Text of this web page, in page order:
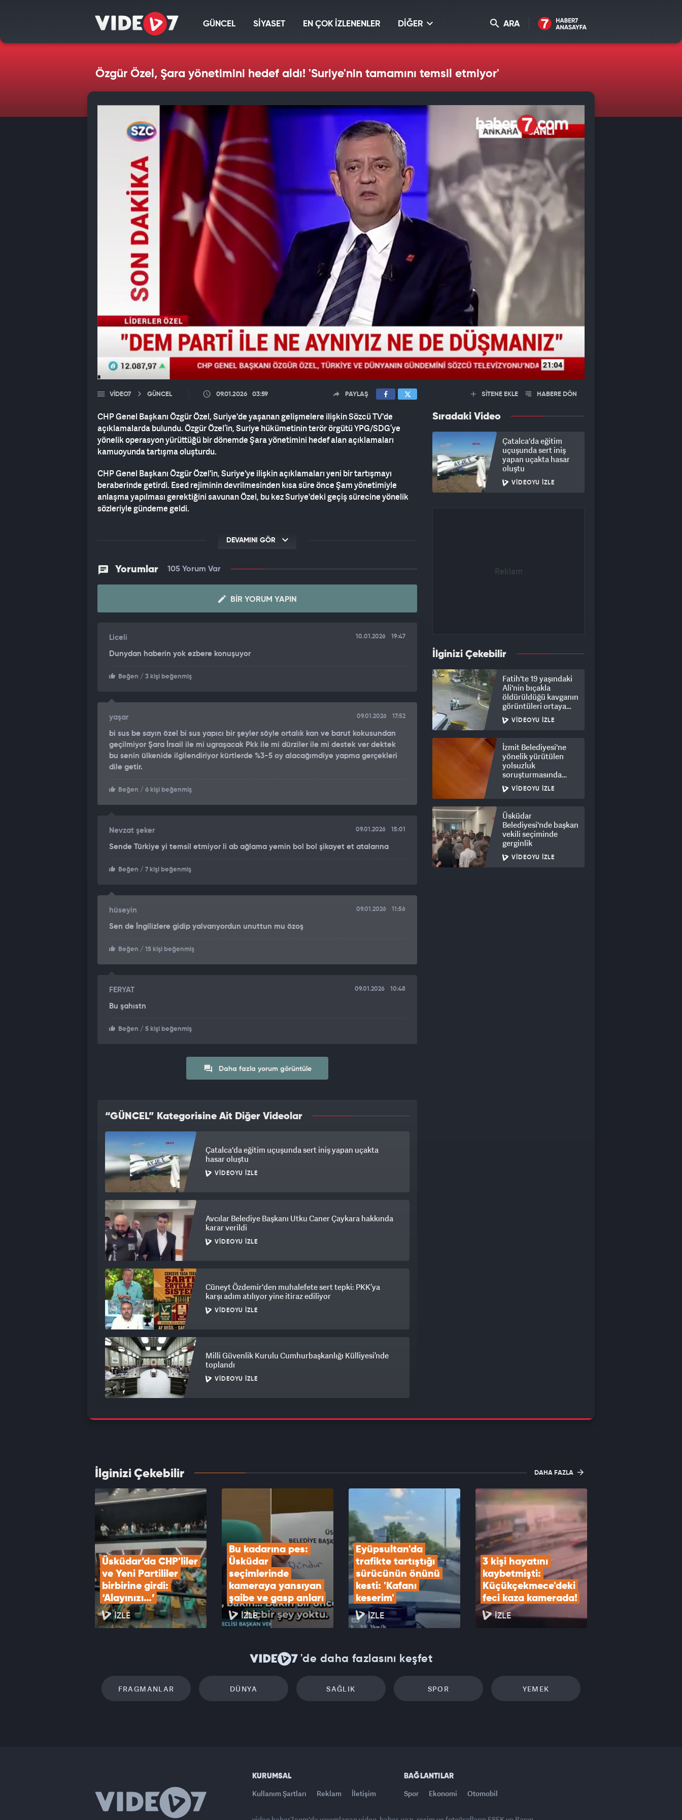
GÜNCEL SİYASET EN ÇOK İZLENENLER DİĞER ARA
Özgür Özel, Şara yönetimini hedef aldı! 'Suriye'nin tamamını temsil etmiyor'
VIDEO7 GÜNCEL 09.01.2026 03:59 PAYLAŞ
CHP Genel Başkanı Özgür Özel, Suriye'de yaşanan gelişmelere ilişkin Sözcü TV'de
açıklamalarda bulundu. Özgür Özel’in, Suriye hükümetinin terör örgütü YPG/SDG’ye
yönelik operasyon yürüttüğü bir dönemde Şara yönetimini hedef alan açıklamaları
kamuoyunda tartışma oluşturdu.
CHP Genel Başkanı Özgür Özel'in, Suriye'ye ilişkin açıklamaları yeni bir tartışmayı
beraberinde getirdi. Esed rejiminin devrilmesinden kısa süre önce Şam yönetimiyle
anlaşma yapılması gerektiğini savunan Özel, bu kez Suriye'deki geçiş sürecine yönelik
sözleriyle gündeme geldi.
dönemde konuşan Özel, Suriye'nin milli hükümetini hedef alan ifadeler kullandı. Özel,
açıklamasında,"İdlib'deki, Suriye'yi temsil etmeyen birtakım unsurların İngiltere,
Amerika ve İsrail'in yol vermesiyle yönetime gelmesi var. Geçici yönetimin Suriye'nin
pek azını temsil eden bir yapı tarafından üstlenilmesi söz konusu"
DEVAMINI GÖR
Yorumlar 105 Yorum Var
BIR YORUM YAPIN
Liceli 10.01.2026 19:47
Dunydan haberin yok ezbere konuşuyor
Beğen / 3 kişi beğenmiş
yaşar 09.01.2026 17:52
bi sus be sayın özel bi sus yapıcı bir şeyler söyle ortalık kan ve barut kokusundan
geçilmiyor Şara İrsail ile mi ugraşacak Pkk ile mi dürziler ile mi destek ver dektek
bu senin ülkenide ilgilendiriyor kürtlerde %3-5 oy alacağımdiye yapma gerçekleri
dile getir.
Beğen / 6 kişi beğenmiş
Nevzat şeker 09.01.2026 15:01
Sende Türkiye yi temsil etmiyor li ab ağlama yemin bol bol şikayet et atalarına
Beğen / 7 kişi beğenmiş
hüseyin 09.01.2026 11:56
Sen de İngilizlere gidip yalvarıyordun unuttun mu özoş
Beğen / 15 kişi beğenmiş
FERYAT 09.01.2026 10:48
Bu şahıstn
Beğen / 5 kişi beğenmiş
Daha fazla yorum görüntüle
“GÜNCEL” Kategorisine Ait Diğer Videolar
Çatalca'da eğitim uçuşunda sert iniş yapan uçakta
hasar oluştu
VIDEOYU İZLE
Avcılar Belediye Başkanı Utku Caner Çaykara hakkında
karar verildi
VIDEOYU İZLE
Cüneyt Özdemir'den muhalefete sert tepki: PKK’ya
karşı adım atılıyor yine itiraz ediliyor
VIDEOYU İZLE
Milli Güvenlik Kurulu Cumhurbaşkanlığı Külliyesi’nde
toplandı
VIDEOYU İZLE
Vahim iddia: 7 haftalık hamile kadına "boş gebelik
SİTENE EKLE HABERE DÖN
Sıradaki Video
Çatalca'da eğitim
uçuşunda sert iniş
yapan uçakta hasar
oluştu
VIDEOYU İZLE
İlginizi Çekebilir
Fatih'te 19 yaşındaki
Ali'nin bıçakla
öldürüldüğü kavganın
görüntüleri ortaya
çıktı: 8 gözaltı
VIDEOYU İZLE
İzmit Belediyesi'ne
yönelik yürütülen
yolsuzluk
soruşturmasında
rüşvet görüntüleri
ortaya çıktı
VIDEOYU İZLE
Üsküdar
Belediyesi'nde başkan
vekili seçiminde
gerginlik
VIDEOYU İZLE
İlginizi Çekebilir DAHA FAZLA
Üsküdar’da CHP'liler
ve Yeni Partililer
birbirine girdi:
‘Alayınızı…’
İZLE
Bu kadarına pes:
Üsküdar
seçimlerinde
kameraya yansıyan
şaibe ve gasp anları
İZLE
Eyüpsultan'da
trafikte tartıştığı
sürücünün önünü
kesti: 'Kafanı
keserim'
İZLE
3 kişi hayatını
kaybetmişti:
Küçükçekmece'deki
feci kaza kamerada!
İZLE
'de daha fazlasını keşfet
FRAGMANLAR DÜNYA SAĞLIK SPOR YEMEK
KURUMSAL
Kullanım Şartları Reklam İletişim
BAĞLANTILAR
Spor Ekonomi Otomobil